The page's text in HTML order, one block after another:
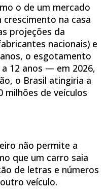
o de um mercado
na casa
projeções da
nacionais) e
o esgotamento
12 anos — em 2026,
o Brasil atingiria a
milhões de veículos
não permite a
que um carro saia
de letras e números
veículo.